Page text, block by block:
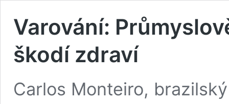
Varování:
škodí zdraví
Carlos Monteiro,